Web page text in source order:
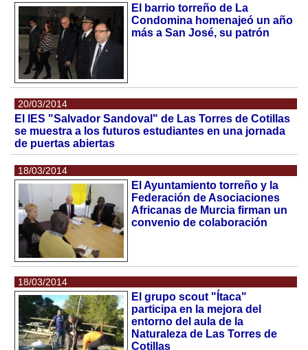
El barrio torreño de La
Condomina homenajeó un año
más a San José, su patrón
20/03/2014
El IES "Salvador Sandoval" de Las Torres de Cotillas
se muestra a los futuros estudiantes en una jornada
de puertas abiertas
18/03/2014
El Ayuntamiento torreño y la
Federación de Asociaciones
Africanas de Murcia firman un
convenio de colaboración
18/03/2014
El grupo scout "Ítaca"
participa en la mejora del
entorno del aula de la
Naturaleza de Las Torres de
Cotillas